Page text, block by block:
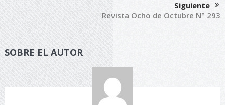
Siguiente
Revista Ocho de Octubre N° 293
SOBRE EL AUTOR